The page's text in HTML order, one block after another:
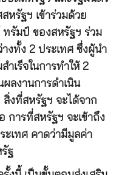
หรัฐฯ เข้าร่วมด้วย
รัมป์ ของสหรัฐฯ ร่วม
งทั้ง 2 ประเทศ ซึ่งผู้นำ
ำเร็จในการทำให้ 2
ลงานการดำเนิน
งที่สหรัฐฯ จะได้จาก
การที่สหรัฐฯ จะเข้าถึง
เทศ คาดว่ามีมูลค่า
ฐ